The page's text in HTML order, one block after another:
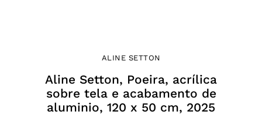
ALINE SETTON
Aline Setton, Poeira, acrílica
sobre tela e acabamento de
aluminio, 120 x 50 cm, 2025